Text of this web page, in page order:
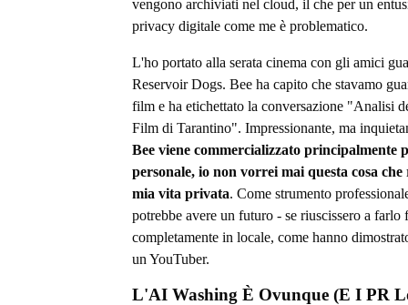
vengono archiviati nel cloud, il che per un
privacy digitale come me è problematico.
L'ho portato alla serata cinema con gli amici
Reservoir Dogs. Bee ha capito che stavamo
film e ha etichettato la conversazione "Analisi
Film di Tarantino". Impressionante, ma
Bee viene commercializzato principalmente
personale, io non vorrei mai questa cosa
mia vita privata. Come strumento
potrebbe avere un futuro - se riuscissero a farlo
completamente in locale, come hanno
un YouTuber.
L'AI Washing È Ovunque (E I PR